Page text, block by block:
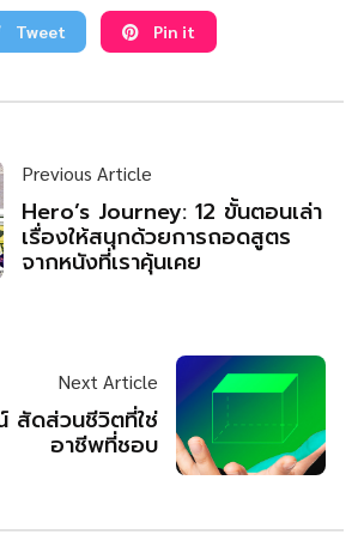
Tweet Pin it
Previous Article
Hero’s Journey: 12 ขั้นตอนเล่า
เรื่องให้สนุกด้วยการถอดสูตร
จากหนังที่เราคุ้นเคย
Next Article
สัดส่วนชีวิตที่ใช่
อาชีพที่ชอบ